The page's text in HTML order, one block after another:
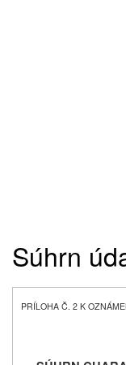
Súhrn
PRÍLOHA Č. 2 K